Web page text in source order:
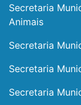
Secretaria
Animais
Secretaria
Secretaria
Secretaria